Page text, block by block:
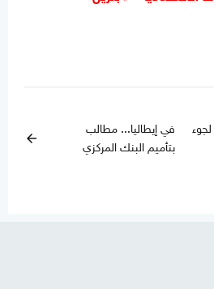
في إيطاليا... مطالب
بتأميم البنك المركزي
arrow_back